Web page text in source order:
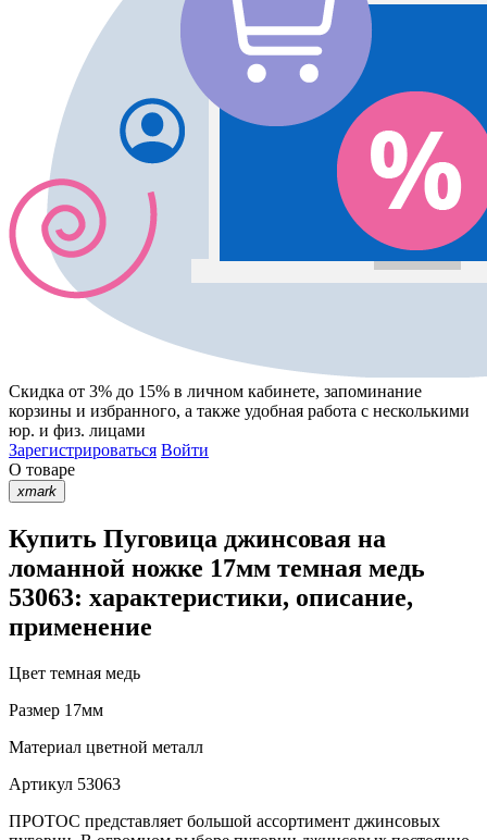
Скидка от 3% до 15% в личном кабинете, запоминание
корзины и избранного, а также удобная работа с несколькими
юр. и физ. лицами
Зарегистрироваться Войти
О товаре
xmark
Купить Пуговица джинсовая на
ломанной ножке 17мм темная медь
53063: характеристики, описание,
применение
Цвет темная медь
Размер 17мм
Материал цветной металл
Артикул 53063
ПРОТОС представляет большой ассортимент джинсовых